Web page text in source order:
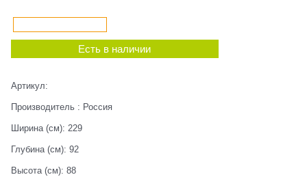
Есть в наличии
Артикул:
Производитель : Россия
Ширина (см): 229
Глубина (см): 92
Высота (см): 88